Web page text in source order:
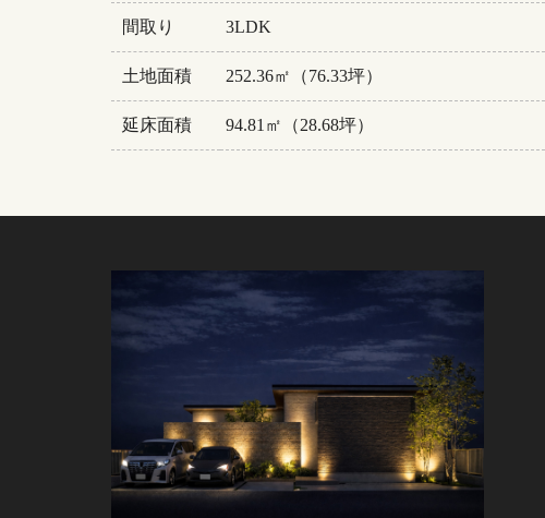
間取り 3LDK
土地面積 252.36㎡（76.33坪）
延床面積 94.81㎡（28.68坪）